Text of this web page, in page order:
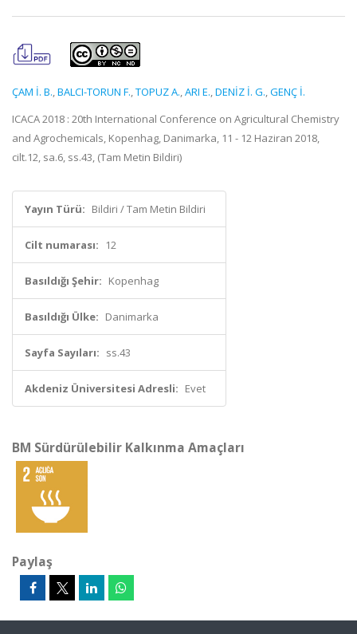
ÇAM İ. B.,BALCI-TORUN F.,TOPUZ A.,ARI E.,DENİZ İ. G.,GENÇ İ.
ICACA 2018 : 20th International Conference on Agricultural Chemistry
and Agrochemicals, Kopenhag, Danimarka, 11 - 12 Haziran 2018,
cilt.12, sa.6, ss.43, (Tam Metin Bildiri)
Yayın Türü: Bildiri / Tam Metin Bildiri
Cilt numarası: 12
Basıldığı Şehir: Kopenhag
Basıldığı Ülke: Danimarka
Sayfa Sayıları: ss.43
Akdeniz Üniversitesi Adresli: Evet
BM Sürdürülebilir Kalkınma Amaçları
Paylaş